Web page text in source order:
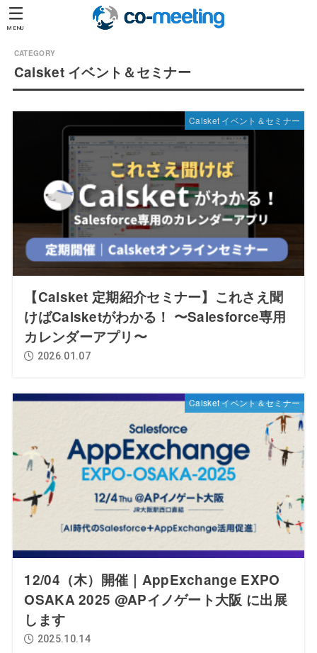
MENU
Calsket イベント＆セミナー
Calsket イベント＆セミナー
【Calsket 定期紹介セミナー】これさえ聞
けばCalsketがわかる！ 〜Salesforce専用
カレンダーアプリ〜
2026.01.07
Calsket イベント＆セミナー
12/04（木）開催｜AppExchange EXPO
OSAKA 2025 @APイノゲート大阪 に出展
します
2025.10.14